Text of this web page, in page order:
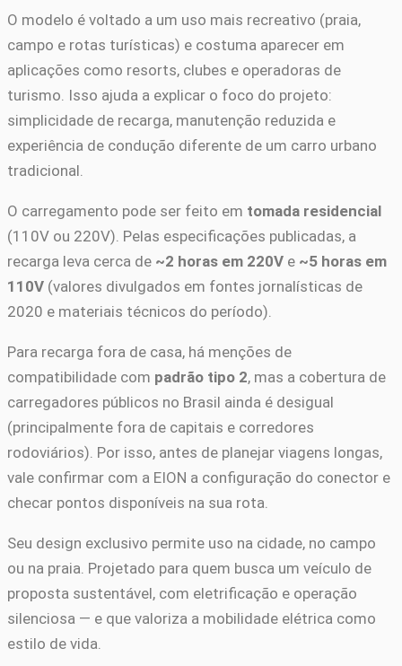
O modelo é voltado a um uso mais recreativo (praia,
campo e rotas turísticas) e costuma aparecer em
aplicações como resorts, clubes e operadoras de
turismo. Isso ajuda a explicar o foco do projeto:
simplicidade de recarga, manutenção reduzida e
experiência de condução diferente de um carro urbano
tradicional.
O carregamento pode ser feito em tomada residencial
(110V ou 220V). Pelas especificações publicadas, a
recarga leva cerca de ~2 horas em 220V e ~5 horas em
110V (valores divulgados em fontes jornalísticas de
2020 e materiais técnicos do período).
Para recarga fora de casa, há menções de
compatibilidade com padrão tipo 2, mas a cobertura de
carregadores públicos no Brasil ainda é desigual
(principalmente fora de capitais e corredores
rodoviários). Por isso, antes de planejar viagens longas,
vale confirmar com a EION a configuração do conector e
checar pontos disponíveis na sua rota.
Seu design exclusivo permite uso na cidade, no campo
ou na praia. Projetado para quem busca um veículo de
proposta sustentável, com eletrificação e operação
silenciosa — e que valoriza a mobilidade elétrica como
estilo de vida.